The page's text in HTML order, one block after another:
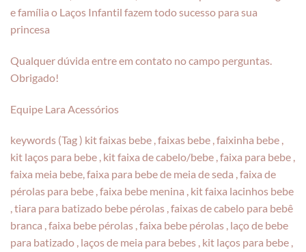
e família o Laços Infantil fazem todo sucesso para sua
princesa
Qualquer dúvida entre em contato no campo perguntas.
Obrigado!
Equipe Lara Acessórios
keywords (Tag ) kit faixas bebe , faixas bebe , faixinha bebe ,
kit laços para bebe , kit faixa de cabelo/bebe , faixa para bebe ,
faixa meia bebe, faixa para bebe de meia de seda , faixa de
pérolas para bebe , faixa bebe menina , kit faixa lacinhos bebe
, tiara para batizado bebe pérolas , faixas de cabelo para bebê
branca , faixa bebe pérolas , faixa bebe pérolas , laço de bebe
para batizado , laços de meia para bebes , kit laços para bebe ,